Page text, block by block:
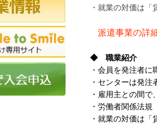
・就業の対価は「
派遣事業の詳
◆ 職業紹介
・会員を発注者
・センターは発
・雇用主との間で
・労働者関係法規
・就業の対価は